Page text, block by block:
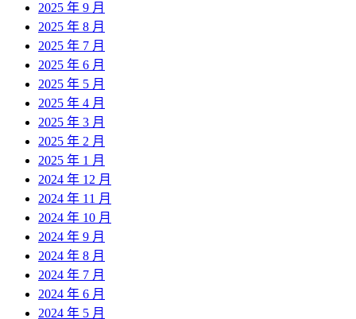
2025 年 9 月
2025 年 8 月
2025 年 7 月
2025 年 6 月
2025 年 5 月
2025 年 4 月
2025 年 3 月
2025 年 2 月
2025 年 1 月
2024 年 12 月
2024 年 11 月
2024 年 10 月
2024 年 9 月
2024 年 8 月
2024 年 7 月
2024 年 6 月
2024 年 5 月